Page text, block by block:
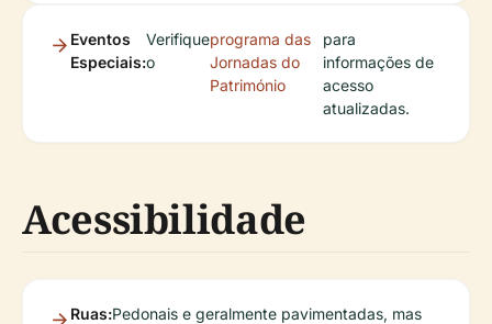
Eventos
Especiais:
Verifique
o
programa das
Jornadas do
Património
para
informações de
acesso
atualizadas.
Acessibilidade
Ruas:Pedonais e geralmente pavimentadas, mas